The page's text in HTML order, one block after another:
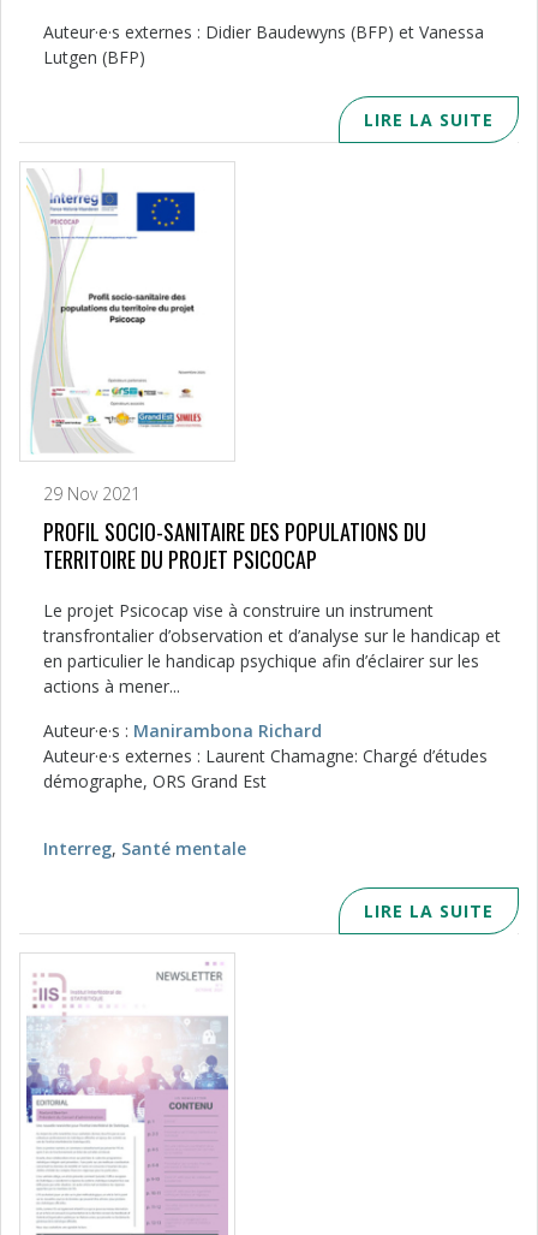
Auteur·e·s externes : Didier Baudewyns (BFP) et Vanessa
Lutgen (BFP)
LIRE LA SUITE
29 Nov 2021
PROFIL SOCIO-SANITAIRE DES POPULATIONS DU
TERRITOIRE DU PROJET PSICOCAP
Le projet Psicocap vise à construire un instrument
transfrontalier d’observation et d’analyse sur le handicap et
en particulier le handicap psychique afin d’éclairer sur les
actions à mener...
Auteur·e·s : Manirambona Richard
Auteur·e·s externes : Laurent Chamagne: Chargé d’études
démographe, ORS Grand Est
Interreg, Santé mentale
LIRE LA SUITE